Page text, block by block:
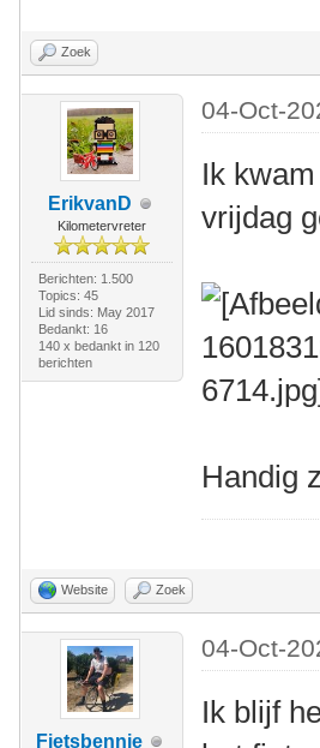
Zoek
ErikvanD
Kilometervreter
Berichten: 1.500
Topics: 45
Lid sinds: May 2017
Bedankt: 16
140 x bedankt in 120
berichten
04-Oct-
Ik
vrijdag
Handig
Website Zoek
Fietsbennie
04-Oct-
Ik blijf